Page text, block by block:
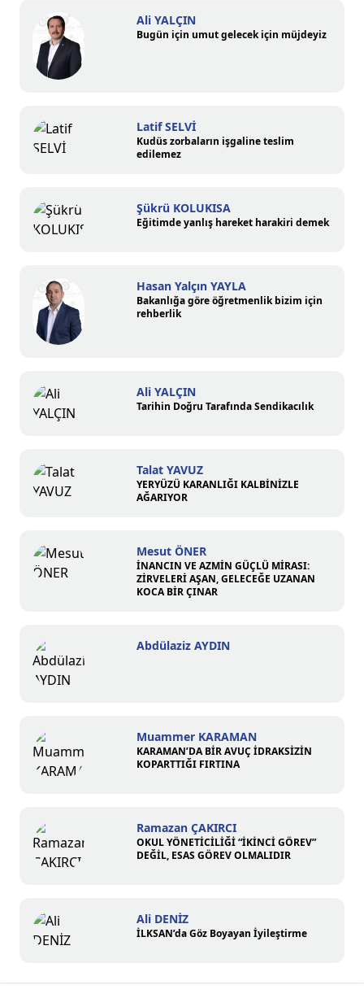
Ali YALÇIN
Bugün için umut gelecek için müjdeyiz
Latif SELVİ
Kudüs zorbaların işgaline teslim
edilemez
Şükrü KOLUKISA
Eğitimde yanlış hareket harakiri demek
Hasan Yalçın YAYLA
Bakanlığa göre öğretmenlik bizim için
rehberlik
Ali YALÇIN
Tarihin Doğru Tarafında Sendikacılık
Talat YAVUZ
YERYÜZÜ KARANLIĞI KALBİNİZLE
AĞARIYOR
Mesut ÖNER
İNANCIN VE AZMİN GÜÇLÜ MİRASI:
ZİRVELERİ AŞAN, GELECEĞE UZANAN
KOCA BİR ÇINAR
Abdülaziz AYDIN
Muammer KARAMAN
KARAMAN’DA BİR AVUÇ İDRAKSİZİN
KOPARTTIĞI FIRTINA
Ramazan ÇAKIRCI
OKUL YÖNETİCİLİĞİ “İKİNCİ GÖREV”
DEĞİL, ESAS GÖREV OLMALIDIR
Ali DENİZ
İLKSAN’da Göz Boyayan İyileştirme